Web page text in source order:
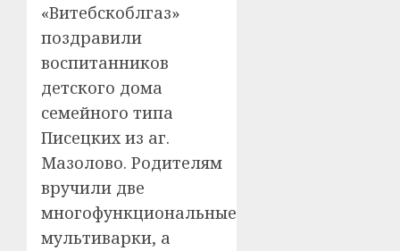
«Витебскоблгаз»
поздравили
воспитанников
детского дома
семейного типа
Писецких из аг.
Мазолово. Родителям
вручили две
многофункциональные
мультиварки, а